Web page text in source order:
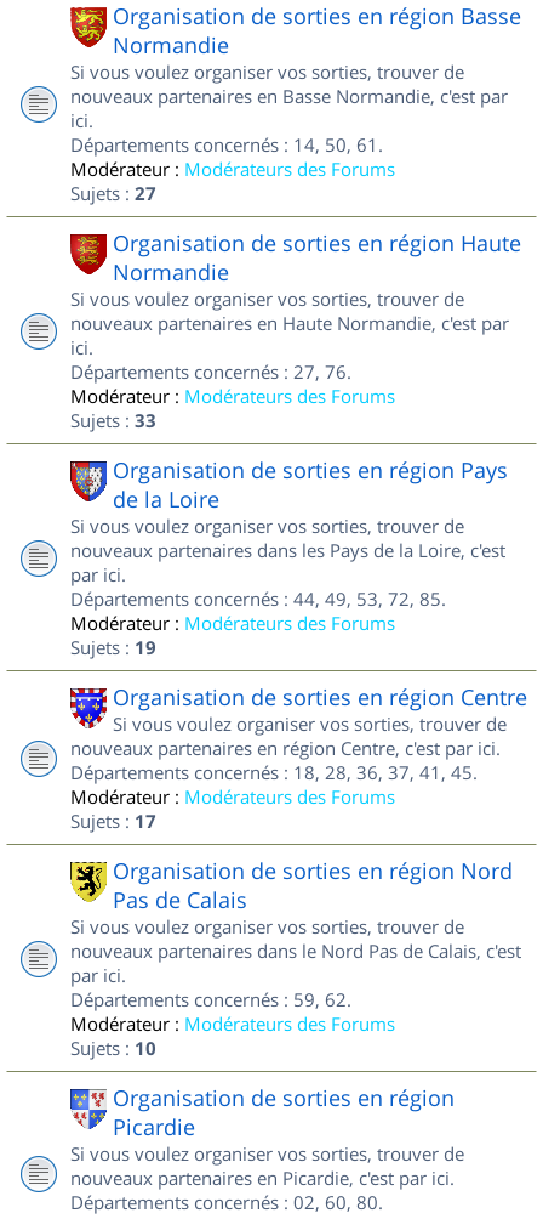
Organisation de sorties en région Basse
Normandie
Si vous voulez organiser vos sorties, trouver de
nouveaux partenaires en Basse Normandie, c'est par
ici.
Départements concernés : 14, 50, 61.
Modérateur : Modérateurs des Forums
Sujets : 27
Organisation de sorties en région Haute
Normandie
Si vous voulez organiser vos sorties, trouver de
nouveaux partenaires en Haute Normandie, c'est par
ici.
Départements concernés : 27, 76.
Modérateur : Modérateurs des Forums
Sujets : 33
Organisation de sorties en région Pays
de la Loire
Si vous voulez organiser vos sorties, trouver de
nouveaux partenaires dans les Pays de la Loire, c'est
par ici.
Départements concernés : 44, 49, 53, 72, 85.
Modérateur : Modérateurs des Forums
Sujets : 19
Organisation de sorties en région Centre
Si vous voulez organiser vos sorties, trouver de
nouveaux partenaires en région Centre, c'est par ici.
Départements concernés : 18, 28, 36, 37, 41, 45.
Modérateur : Modérateurs des Forums
Sujets : 17
Organisation de sorties en région Nord
Pas de Calais
Si vous voulez organiser vos sorties, trouver de
nouveaux partenaires dans le Nord Pas de Calais, c'est
par ici.
Départements concernés : 59, 62.
Modérateur : Modérateurs des Forums
Sujets : 10
Organisation de sorties en région
Picardie
Si vous voulez organiser vos sorties, trouver de
nouveaux partenaires en Picardie, c'est par ici.
Départements concernés : 02, 60, 80.